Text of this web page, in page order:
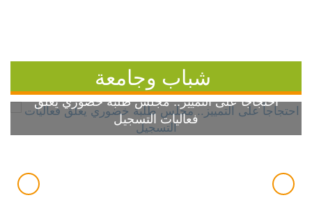
شباب وجامعة
احتجاجاً على التمييز.. مجلس طلبة خضوري يعلق
فعاليات التسجيل